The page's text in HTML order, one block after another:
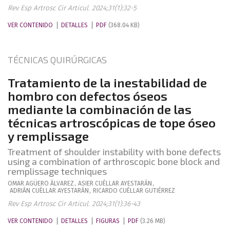
Rev Esp Artrosc Cir Articul. 2024;31(1):32-5
VER CONTENIDO DETALLES PDF (368.04 KB)
TÉCNICAS QUIRÚRGICAS
Tratamiento de la inestabilidad de
hombro con defectos óseos
mediante la combinación de las
técnicas artroscópicas de tope óseo
y remplissage
Treatment of shoulder instability with bone defects
using a combination of arthroscopic bone block and
remplissage techniques
OMAR AGÜERO ÁLVAREZ , ASIER CUÉLLAR AYESTARÁN ,
ADRIÁN CUÉLLAR AYESTARÁN , RICARDO CUÉLLAR GUTIÉRREZ
Rev Esp Artrosc Cir Articul. 2024;31(1):36-43
VER CONTENIDO DETALLES FIGURAS PDF (3.26 MB)